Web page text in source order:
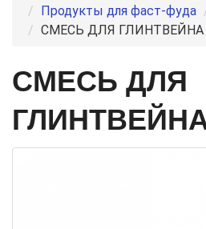
Продукты для фаст-фуда
СМЕСЬ ДЛЯ ГЛИНТВЕЙНА
СМЕСЬ ДЛЯ